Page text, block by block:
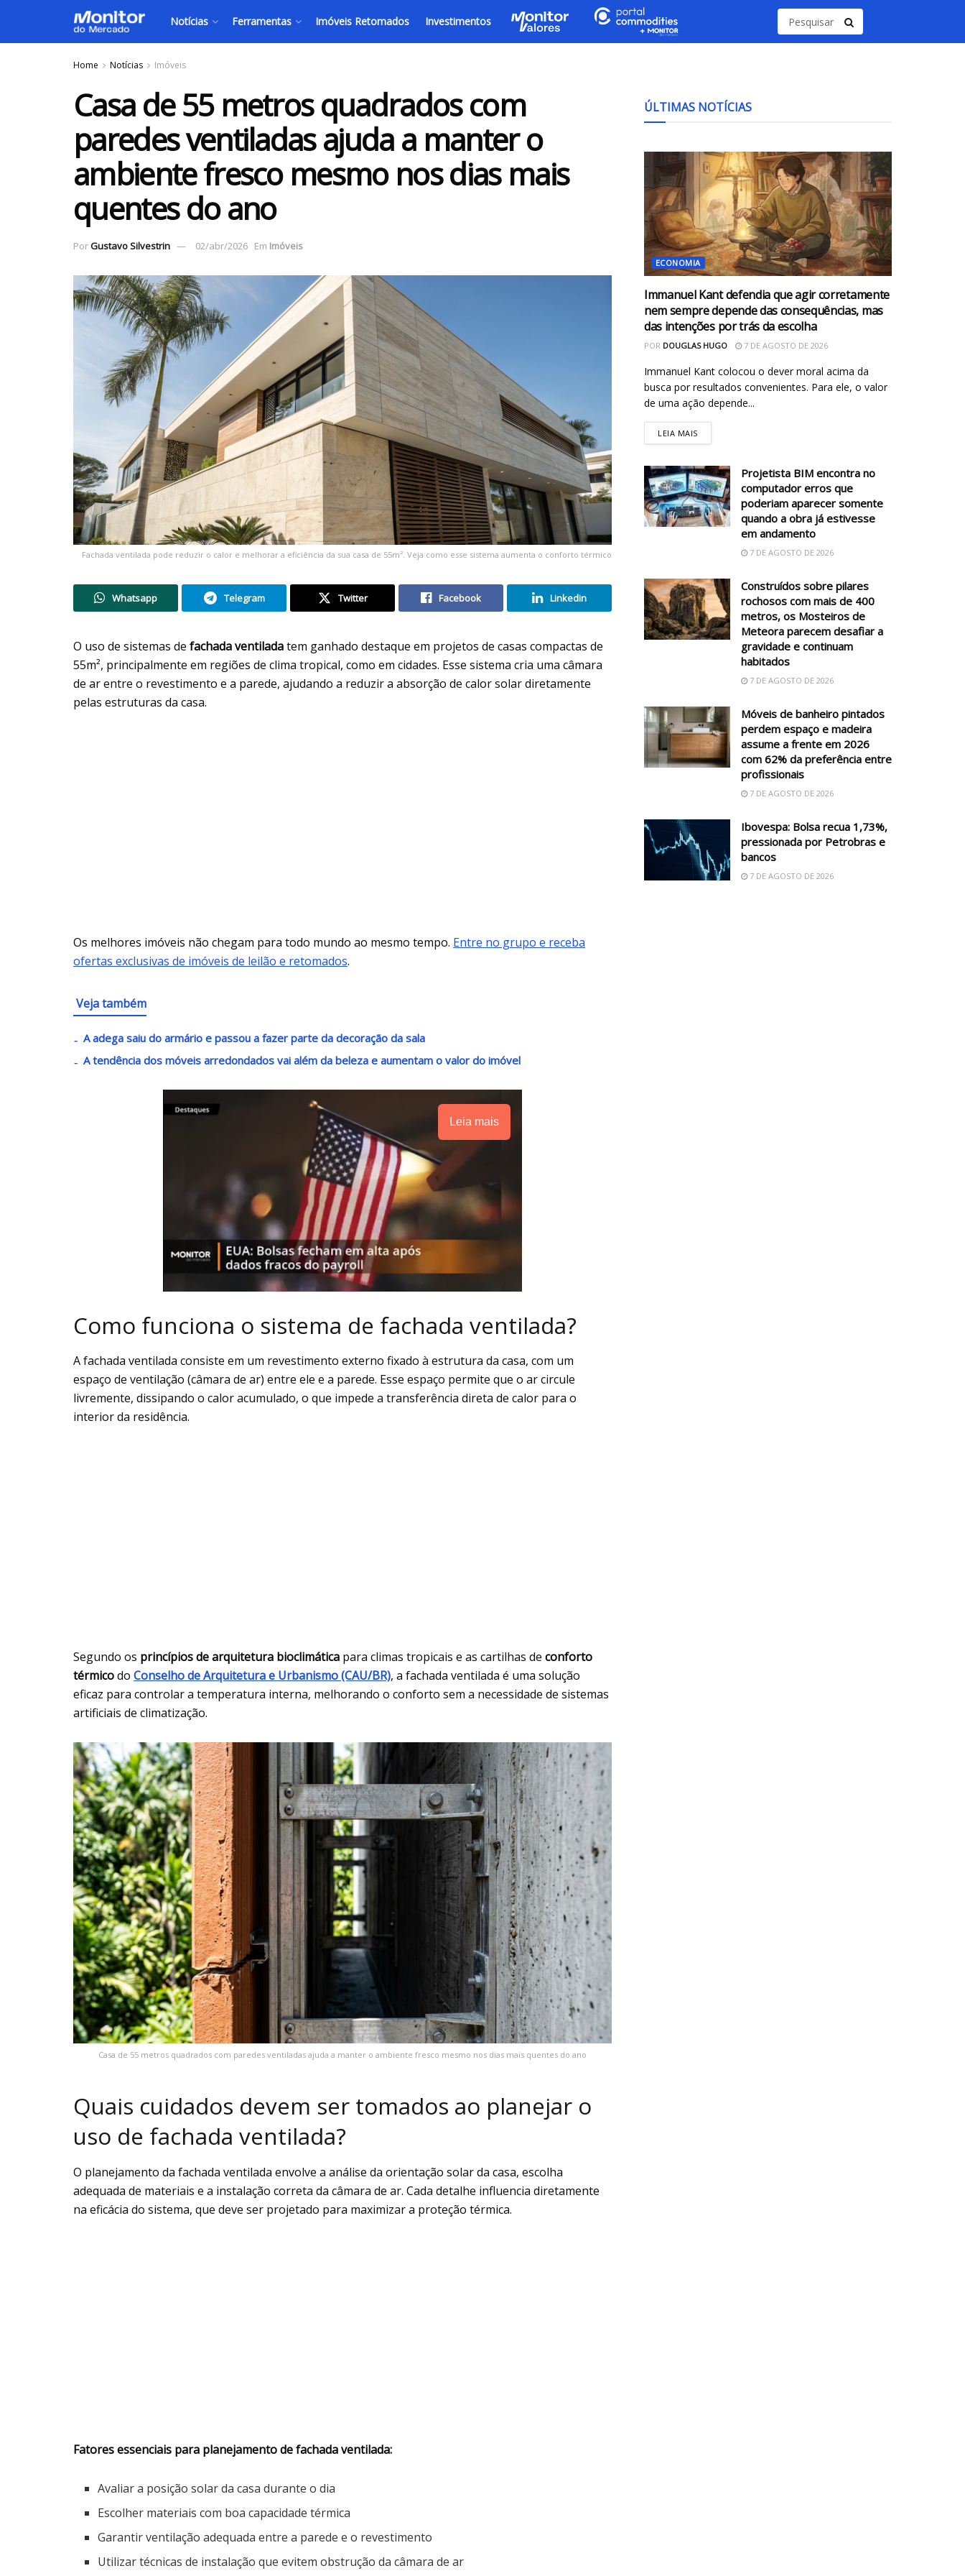
Notícias Ferramentas Imóveis Retomados Investimentos
Home Notícias Imóveis
Casa de 55 metros quadrados com
paredes ventiladas ajuda a manter o
ambiente fresco mesmo nos dias mais
quentes do ano
PorGustavo Silvestrin 02/abr/2026 Em Imóveis
Fachada ventilada pode reduzir o calor e melhorar a eficiência da sua casa de 55m². Veja como esse sistema aumenta o conforto térmico
Whatsapp Telegram Twitter Facebook Linkedin
O uso de sistemas de fachada ventiladatem ganhado destaque em projetos de casas compactas de
55m², principalmente em regiões de clima tropical, como em cidades. Esse sistema cria uma câmara
de ar entre o revestimento e a parede, ajudando a reduzir a absorção de calor solar diretamente
pelas estruturas da casa.
Os melhores imóveis não chegam para todo mundo ao mesmo tempo. Entre no grupo e receba
ofertas exclusivas de imóveis de leilão e retomados.
Veja também
A adega saiu do armário e passou a fazer parte da decoração da sala
A tendência dos móveis arredondados vai além da beleza e aumentam o valor do imóvel
Leia mais
Como funciona o sistema de fachada ventilada?
A fachada ventilada consiste em um revestimento externo fixado à estrutura da casa, com um
espaço de ventilação (câmara de ar) entre ele e a parede. Esse espaço permite que o ar circule
livremente, dissipando o calor acumulado, o que impede a transferência direta de calor para o
interior da residência.
Segundo os princípios de arquitetura bioclimática para climas tropicais e as cartilhas de conforto
térmicodo Conselho de Arquitetura e Urbanismo (CAU/BR), a fachada ventilada é uma solução
eficaz para controlar a temperatura interna, melhorando o conforto sem a necessidade de sistemas
artificiais de climatização.
Casa de 55 metros quadrados com paredes ventiladas ajuda a manter o ambiente fresco mesmo nos dias mais quentes do ano
Quais cuidados devem ser tomados ao planejar o
uso de fachada ventilada?
O planejamento da fachada ventilada envolve a análise da orientação solar da casa, escolha
adequada de materiais e a instalação correta da câmara de ar. Cada detalhe influencia diretamente
na eficácia do sistema, que deve ser projetado para maximizar a proteção térmica.
Fatores essenciais para planejamento de fachada ventilada:
Avaliar a posição solar da casa durante o dia
Escolher materiais com boa capacidade térmica
Garantir ventilação adequada entre a parede e o revestimento
Utilizar técnicas de instalação que evitem obstrução da câmara de ar
ÚLTIMAS NOTÍCIAS
ECONOMIA
Immanuel Kant defendia que agir corretamente
nem sempre depende das consequências, mas
das intenções por trás da escolha
POR DOUGLAS HUGO 7 DE AGOSTO DE 2026
Immanuel Kant colocou o dever moral acima da
busca por resultados convenientes. Para ele, o valor
de uma ação depende...
LEIA MAIS
Projetista BIM encontra no
computador erros que
poderiam aparecer somente
quando a obra já estivesse
em andamento
7 DE AGOSTO DE 2026
Construídos sobre pilares
rochosos com mais de 400
metros, os Mosteiros de
Meteora parecem desafiar a
gravidade e continuam
habitados
7 DE AGOSTO DE 2026
Móveis de banheiro pintados
perdem espaço e madeira
assume a frente em 2026
com 62% da preferência entre
profissionais
7 DE AGOSTO DE 2026
Ibovespa: Bolsa recua 1,73%,
pressionada por Petrobras e
bancos
7 DE AGOSTO DE 2026